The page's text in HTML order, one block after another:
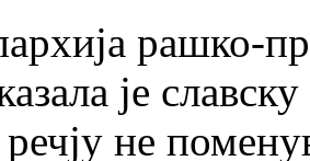
рашко-
је
не